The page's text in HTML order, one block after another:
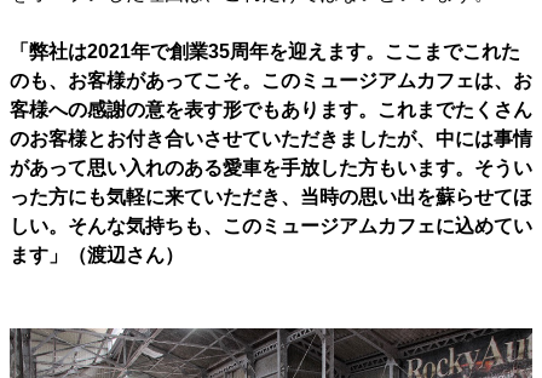
「弊社は2021年で創業35周年を迎えます。ここまでこれた
のも、お客様があってこそ。このミュージアムカフェは、お
客様への感謝の意を表す形でもあります。これまでたくさん
のお客様とお付き合いさせていただきましたが、中には事情
があって思い入れのある愛車を手放した方もいます。そうい
った方にも気軽に来ていただき、当時の思い出を蘇らせてほ
しい。そんな気持ちも、このミュージアムカフェに込めてい
ます」（渡辺さん）